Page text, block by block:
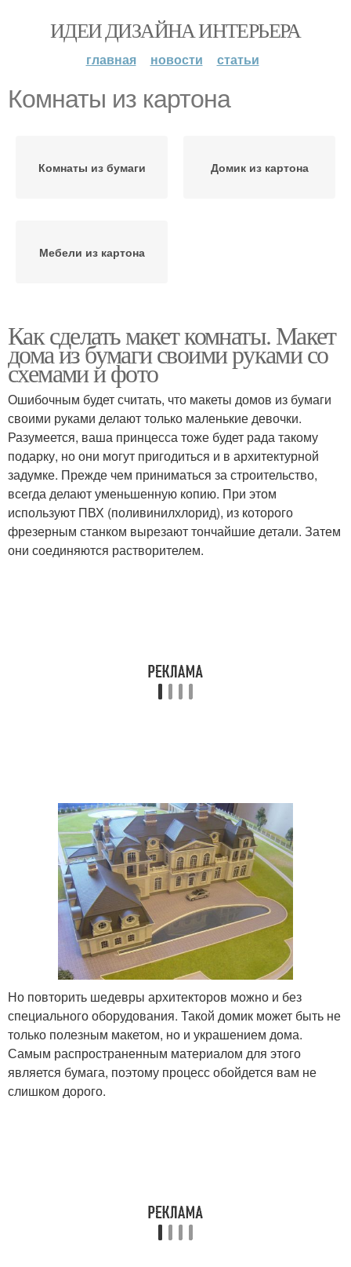
ИДЕИ ДИЗАЙНА ИНТЕРЬЕРА
главная новости статьи
Комнаты из картона
Комнаты из бумаги Домик из картона
Мебели из картона
Как сделать макет комнаты. Макет
дома из бумаги своими руками со
схемами и фото
Ошибочным будет считать, что макеты домов из бумаги
своими руками делают только маленькие девочки.
Разумеется, ваша принцесса тоже будет рада такому
подарку, но они могут пригодиться и в архитектурной
задумке. Прежде чем приниматься за строительство,
всегда делают уменьшенную копию. При этом
используют ПВХ (поливинилхлорид), из которого
фрезерным станком вырезают тончайшие детали. Затем
они соединяются растворителем.
Но повторить шедевры архитекторов можно и без
специального оборудования. Такой домик может быть не
только полезным макетом, но и украшением дома.
Самым распространенным материалом для этого
является бумага, поэтому процесс обойдется вам не
слишком дорого.